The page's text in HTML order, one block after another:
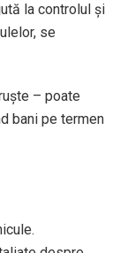
la controlul și
se
– poate
bani pe termen